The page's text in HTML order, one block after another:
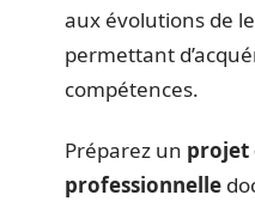
aux évolutions de
permettant
compétences.
Préparez un projet
professionnelle